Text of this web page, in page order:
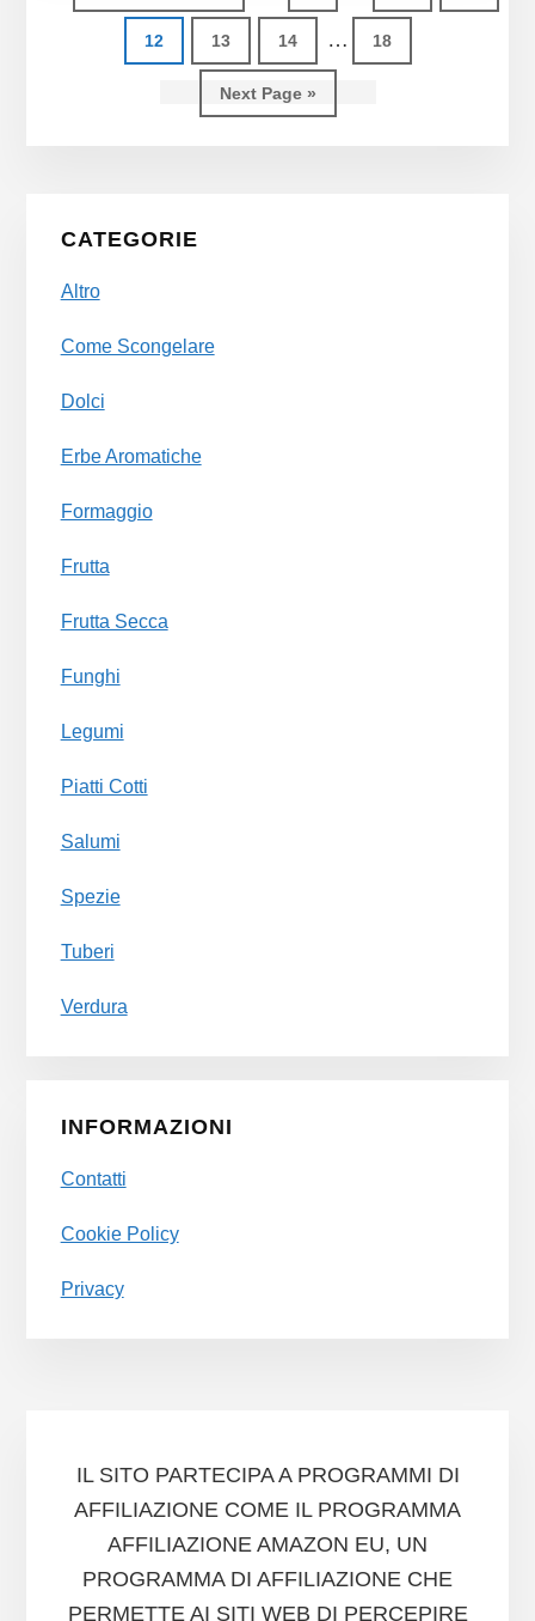
to
pages
omitted
Page
12 Page
13 Page
14
Interim
pages
… Page
18
Go
to
Next Page »
Primary
Sidebar
CATEGORIE
Altro
Come Scongelare
Dolci
Erbe Aromatiche
Formaggio
Frutta
Frutta Secca
Funghi
Legumi
Piatti Cotti
Salumi
Spezie
Tuberi
Verdura
INFORMAZIONI
Contatti
Cookie Policy
Privacy
IL SITO PARTECIPA A PROGRAMMI DI
AFFILIAZIONE COME IL PROGRAMMA
AFFILIAZIONE AMAZON EU, UN
PROGRAMMA DI AFFILIAZIONE CHE
PERMETTE AI SITI WEB DI PERCEPIRE